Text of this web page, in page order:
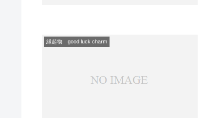
縁起物 good luck charm